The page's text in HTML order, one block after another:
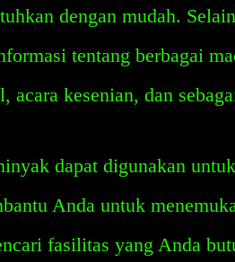
dengan mudah.
tentang berbagai
acara kesenian, dan
dapat digunakan
Anda untuk
fasilitas yang Anda